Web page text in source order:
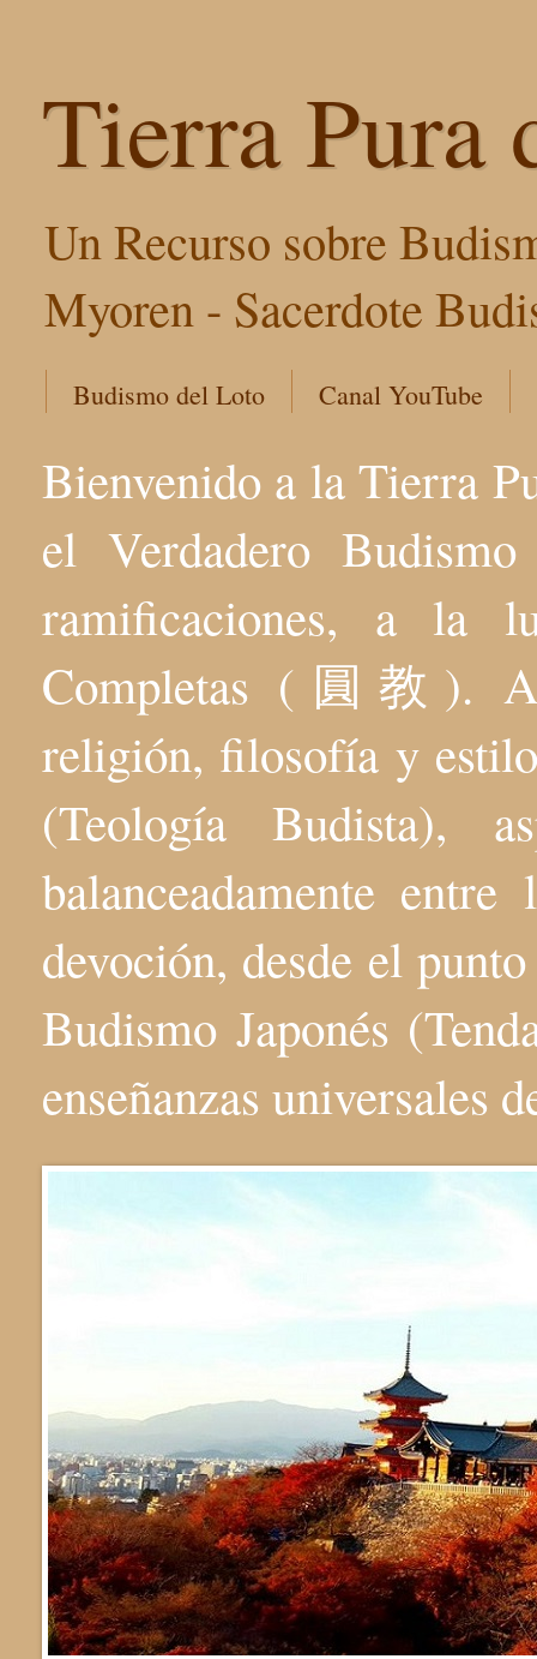
Tierra Pura
Un Recurso sobre
Myoren - Sacerdote
Budismo del Loto Canal YouTube
Bienvenido a la Tierra
el Verdadero
ramificaciones, a la
Completas (圓教).
religión, filosofía y
(Teología Budista),
balanceadamente
devoción, desde el
Budismo Japonés
enseñanzas universales